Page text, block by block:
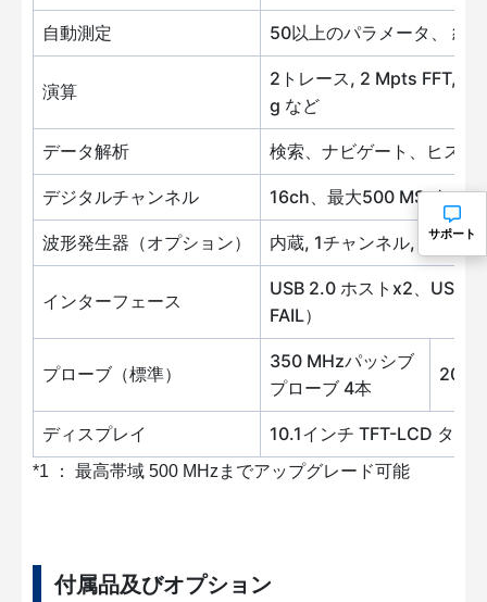
自動測定 50以上のパラメータ、 統
演算
2トレース, 2 Mpts FFT,
g など
データ解析 検索、ナビゲート、ヒスト
デジタルチャンネル 16ch、最大500 MSa/s、
波形発生器（オプション） 内蔵, 1チャンネル, 最大
インターフェース
USB 2.0 ホストx2、USB
FAIL）
プローブ（標準）
350 MHzパッシブ
プローブ 4本
200
ディスプレイ 10.1インチ TFT-LCD タッ
*1 ： 最高帯域 500 MHzまでアップグレード可能
付属品及びオプション
サポート